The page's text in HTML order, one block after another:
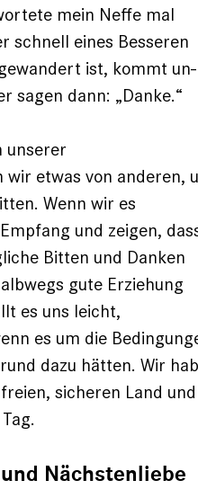
mein Neffe mal
schnell eines Besseren
ist, kommt un­
sagen dann: „Danke.“
unserer
etwas von anderen,
Wenn wir es
und zeigen,
Bitten und Danken
gute Erziehung
es uns leicht,
es um die
dazu hätten. Wir
sicheren Land und
Nächstenliebe